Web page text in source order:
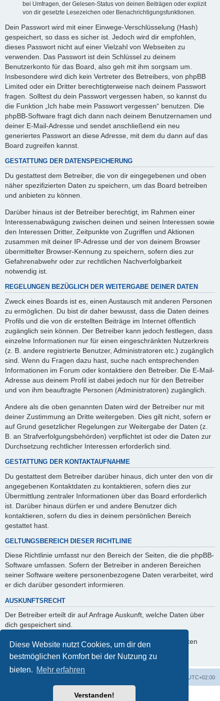
Diese Website nutzt Cookies, um dir den
bestmöglichen Komfort bei der Nutzung zu
bieten. Mehr erfahren
Verstanden!
bei Umfragen, der Gelesen-Status von deinen Beiträgen oder explizit
von dir gesetzte Lesezeichen oder Benachrichtigungsfunktionen.
Dein Passwort wird mit einer Einwege-Verschlüsselung (Hash)
gespeichert, so dass es sicher ist. Jedoch wird dir empfohlen,
dieses Passwort nicht auf einer Vielzahl von Webseiten zu
verwenden. Das Passwort ist dein Schlüssel zu deinem
Benutzerkonto für das Board, also geh mit ihm sorgsam um.
Insbesondere wird dich kein Vertreter des Betreibers, von phpBB
Limited oder ein Dritter berechtigterweise nach deinem Passwort
fragen. Solltest du dein Passwort vergessen haben, so kannst du
die Funktion „Ich habe mein Passwort vergessen“ benutzen. Die
phpBB-Software fragt dich dann nach deinem Benutzernamen und
deiner E-Mail-Adresse und sendet anschließend ein neu
generiertes Passwort an diese Adresse, mit dem du dann auf das
Board zugreifen kannst.
GESTATTUNG DER DATENSPEICHERUNG
Du gestattest dem Betreiber, die von dir eingegebenen und oben
näher spezifizierten Daten zu speichern, um das Board betreiben
und anbieten zu können.
Darüber hinaus ist der Betreiber berechtigt, im Rahmen einer
Interessenabwägung zwischen deinen und seinen Interessen sowie
den Interessen Dritter, Zeitpunkte von Zugriffen und Aktionen
zusammen mit deiner IP-Adresse und der von deinem Browser
übermittelter Browser-Kennung zu speichern, sofern dies zur
Gefahrenabwehr oder zur rechtlichen Nachverfolgbarkeit
notwendig ist.
REGELUNGEN BEZÜGLICH DER WEITERGABE DEINER DATEN
Zweck eines Boards ist es, einen Austausch mit anderen Personen
zu ermöglichen. Du bist dir daher bewusst, dass die Daten deines
Profils und die von dir erstellten Beiträge im Internet öffentlich
zugänglich sein können. Der Betreiber kann jedoch festlegen, dass
einzelne Informationen nur für einen eingeschränkten Nutzerkreis
(z. B. andere registrierte Benutzer, Administratoren etc.) zugänglich
sind. Wenn du Fragen dazu hast, suche nach entsprechenden
Informationen im Forum oder kontaktiere den Betreiber. Die E-Mail-
Adresse aus deinem Profil ist dabei jedoch nur für den Betreiber
und von ihm beauftragte Personen (Administratoren) zugänglich.
Andere als die oben genannten Daten wird der Betreiber nur mit
deiner Zustimmung an Dritte weitergeben. Dies gilt nicht, sofern er
auf Grund gesetzlicher Regelungen zur Weitergabe der Daten (z.
B. an Strafverfolgungsbehörden) verpflichtet ist oder die Daten zur
Durchsetzung rechtlicher Interessen erforderlich sind.
GESTATTUNG DER KONTAKTAUFNAHME
Du gestattest dem Betreiber darüber hinaus, dich unter den von dir
angegebenen Kontaktdaten zu kontaktieren, sofern dies zur
Übermittlung zentraler Informationen über das Board erforderlich
ist. Darüber hinaus dürfen er und andere Benutzer dich
kontaktieren, sofern du dies in deinem persönlichen Bereich
gestattet hast.
GELTUNGSBEREICH DIESER RICHTLINIE
Diese Richtlinie umfasst nur den Bereich der Seiten, die die phpBB-
Software umfassen. Sofern der Betreiber in anderen Bereichen
seiner Software weitere personenbezogene Daten verarbeitet, wird
er dich darüber gesondert informieren.
AUSKUNFTSRECHT
Der Betreiber erteilt dir auf Anfrage Auskunft, welche Daten über
dich gespeichert sind.
Du kannst jederzeit die Löschung bzw. Sperrung deiner Daten
verlangen. Kontaktiere hierzu bitte den Betreiber.
UTC+02:00
Powered byphpBB® Forum Software © phpBB Limited